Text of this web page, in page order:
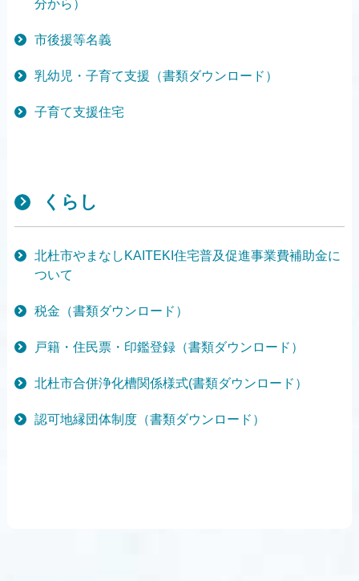
分から）
市後援等名義
乳幼児・子育て支援（書類ダウンロード）
子育て支援住宅
くらし
北杜市やまなしKAITEKI住宅普及促進事業費補助金に
ついて
税金（書類ダウンロード）
戸籍・住民票・印鑑登録（書類ダウンロード）
北杜市合併浄化槽関係様式(書類ダウンロード）
認可地縁団体制度（書類ダウンロード）